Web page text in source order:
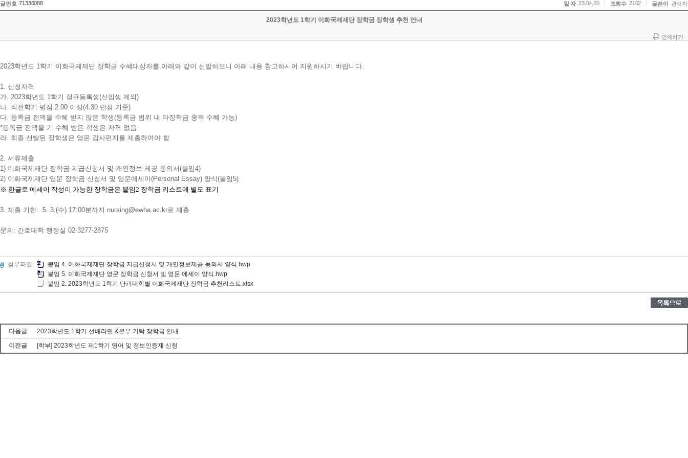
글번호 71336088 일 자 23.04.20 조회수 2102 글쓴이 관리자
2023학년도 1학기 이화국제재단 장학금 장학생 추천 안내
인쇄하기
2023학년도 1학기 이화국제재단 장학금 수혜대상자를 아래와 같이 선발하오니 아래 내용 참고하시어 지원하시기 바랍니다.
1. 신청자격
가. 2023학년도 1학기 정규등록생(신입생 제외)
나. 직전학기 평점 2.00 이상(4.30 만점 기준)
다. 등록금 전액을 수혜 받지 않은 학생(등록금 범위 내 타장학금 중복 수혜 가능)
*등록금 전액을 기 수혜 받은 학생은 자격 없음
라. 최종 선발된 장학생은 영문 감사편지를 제출하여야 함
2. 서류제출
1) 이화국제재단 장학금 지급신청서 및 개인정보 제공 동의서(붙임4)
2) 이화국제재단 영문 장학금 신청서 및 영문에세이(Personal Essay) 양식(붙임5)
※ 한글로 에세이 작성이 가능한 장학금은 붙임2 장학금 리스트에 별도 표기
3. 제출 기한: 5. 3.(수) 17:00분까지 nursing@ewha.ac.kr로 제출
문의: 간호대학 행정실 02-3277-2875
첨부파일:
붙임 4. 이화국제재단 장학금 지급신청서 및 개인정보제공 동의서 양식.hwp
붙임 5. 이화국제재단 영문 장학금 신청서 및 영문 에세이 양식.hwp
붙임 2. 2023학년도 1학기 단과대학별 이화국제재단 장학금 추천리스트.xlsx
다음글
2023학년도 1학기 선배라면 &본부 기탁 장학금 안내
이전글
[학부] 2023학년도 제1학기 영어 및 정보인증제 신청